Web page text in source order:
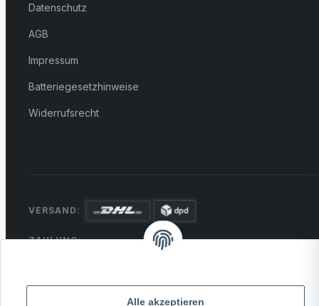
Alle akzeptieren
Datenschutz
AGB
Impressum
Batteriegesetzhinweise
Widerrufsrecht
VERSAND:
ZAHLUNG: